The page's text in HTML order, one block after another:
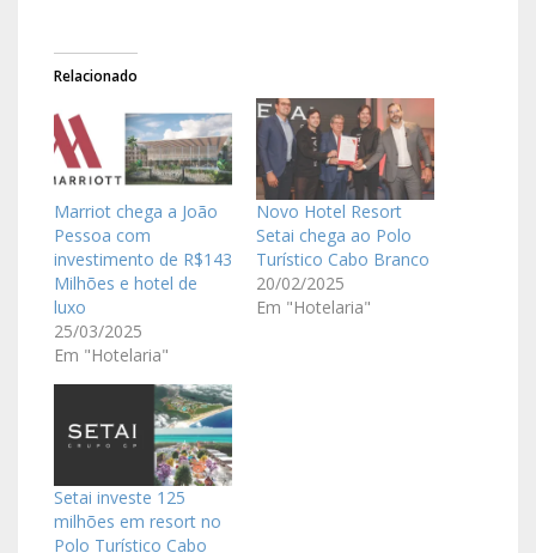
Relacionado
Marriot chega a João
Pessoa com
investimento de R$143
Milhões e hotel de
luxo
25/03/2025
Em "Hotelaria"
Novo Hotel Resort
Setai chega ao Polo
Turístico Cabo Branco
20/02/2025
Em "Hotelaria"
Setai investe 125
milhões em resort no
Polo Turístico Cabo